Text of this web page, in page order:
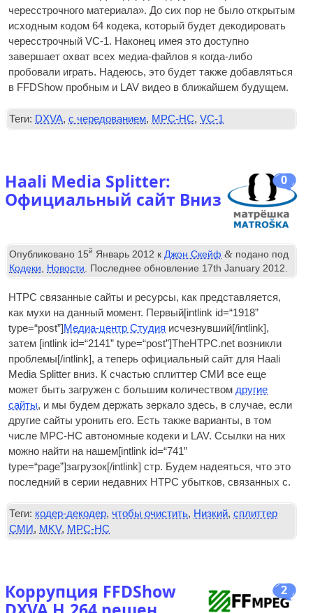
чересстрочного материала». До сих пор не было открытым
исходным кодом 64 кодека, который будет декодировать
чересстрочный VC-1. Наконец имея это доступно
завершает охват всех медиа-файлов я когда-либо
пробовали играть. Надеюсь, это будет также добавляться
в FFDShow пробным и LAV видео в ближайшем будущем.
Теги: DXVA,с чередованием, MPC-HC,VC-1
0
Haali Media Splitter:
Официальный сайт Вниз
Опубликовано 15й Январь 2012 к Джон Скейф & подано под
Кодеки
Новости . Последнее обновление 17th January 2012
HTPC связанные сайты и ресурсы, как представляется,
как мухи на данный момент. Первый[int­link id=“1918”
type=“post”] Медиа-центр Студия исчезнувший[/intlink],
затем [int­link id=“2141” type=“post”]TheHTPC.net возникли
проблемы[/intlink], а теперь официальный сайт для Haali
Media Splitter вниз. К счастью сплиттер СМИ все еще
может быть загружен с большим количеством другие
сайты, и мы будем держать зеркало здесь, в случае, если
другие сайты уронить его. Есть также варианты, в том
числе MPC-HC автономные кодеки и LAV. Ссылки на них
можно найти на нашем[int­link id=“741”
type=“page”]загрузок[/intlink] стр. Будем надеяться, что это
последний в серии недавних HTPC убытков, связанных с.
Теги: кодер-декодер,чтобы очистить, Низкий,сплиттер
СМИ, MKV, MPC-HC
2
Коррупция FFDShow